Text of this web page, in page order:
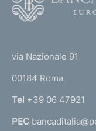
m
n
t
o
r
n
a
via Nazionale 91
00184 Roma
Tel +39 06 47921
PEC